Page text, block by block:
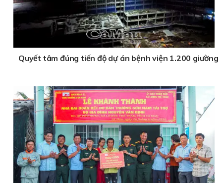
Quyết tâm đúng tiến độ dự án bệnh viện 1.200 giường